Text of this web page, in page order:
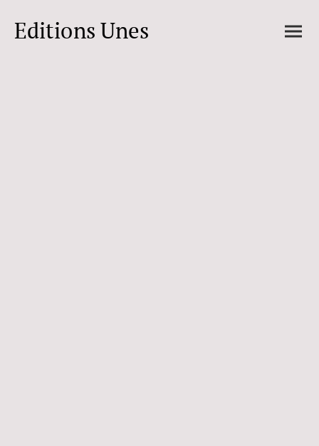
Editions Unes